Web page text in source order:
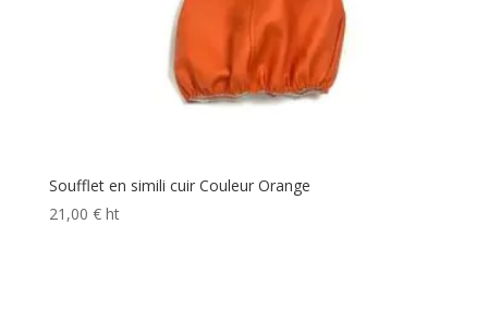
Soufflet en simili cuir Couleur Orange
21,00 € ht